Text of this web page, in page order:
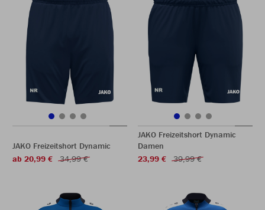
JAKO Freizeitshort Dynamic
ab 20,99 €
34,99 €
JAKO Freizeitshort Dynamic
Damen
23,99 €
39,99 €